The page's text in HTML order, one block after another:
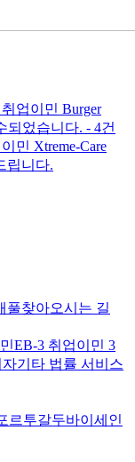
업이민 Burger
되었습니다. - 4건
민 Xtreme-Care
립니다.
풀찾아오시는 길
EB-3 취업이민 3
자기타 법률 서비스
르투갈두바이 세인